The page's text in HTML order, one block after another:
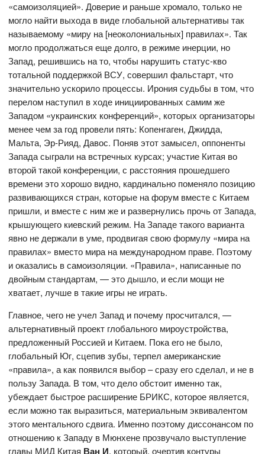
«самоизоляцией». Доверие и раньше хромало, только не
могло найти выхода в виде глобальной альтернативы так
называемому «миру на [неоколониальных] правилах». Так
могло продолжаться еще долго, в режиме инерции, но
Запад, решившись на то, чтобы нарушить статус-кво
тотальной поддержкой ВСУ, совершил фальстарт, что
значительно ускорило процессы. Ирония судьбы в том, что
перелом наступил в ходе инициированных самим же
Западом «украинских конференций», которых организаторы
менее чем за год провели пять: Копенгаген, Джидда,
Мальта, Эр-Рияд, Давос. Поняв этот замысел, оппоненты
Запада сыграли на встречных курсах; участие Китая во
второй такой конференции, с расстояния прошедшего
времени это хорошо видно, кардинально поменяло позицию
развивающихся стран, которые на форум вместе с Китаем
пришли, и вместе с ним же и развернулись прочь от Запада,
крышующего киевский режим. На Западе такого варианта
явно не держали в уме, продвигая свою формулу «мира на
правилах» вместо мира на международном праве. Поэтому
и оказались в самоизоляции. «Правила», написанные по
двойным стандартам, — это дышло, и если мощи не
хватает, лучше в такие игры не играть.
Главное, чего не учел Запад и почему просчитался, —
альтернативный проект глобального мироустройства,
предложенный Россией и Китаем. Пока его не было,
глобальный Юг, сцепив зубы, терпел американские
«правила», а как появился выбор – сразу его сделал, и не в
пользу Запада. В том, что дело обстоит именно так,
убеждает быстрое расширение БРИКС, которое является,
если можно так выразиться, материальным эквивалентом
этого ментального сдвига. Именно поэтому диссонансом по
отношению к Западу в Мюнхене прозвучало выступление
главы МИД Китая Ван И, который, очертив контуры